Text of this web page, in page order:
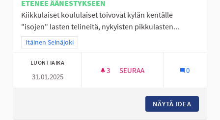
ETENEE ÄÄNESTYKSEEN
Kiikkulaiset koululaiset toivovat kylän kentälle
"isojen" lasten telineitä, nykyisten pikkulasten...
Rajaa tulokset teeman mukaan: Itäinen Seinäjoki
Itäinen Seinäjoki
LUONTIAIKA
31.01.2025
3 3 SEURAAJAA
SEURAA 0
NÄYTÄ IDEA